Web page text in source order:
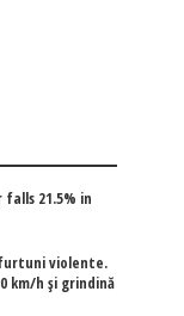
21.5% in
violente.
km/h și grindină